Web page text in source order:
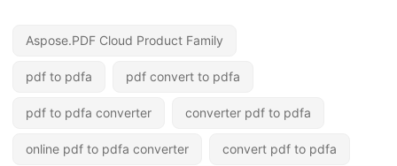
Aspose.PDF Cloud Product Family
pdf to pdfa pdf convert to pdfa
pdf to pdfa converter converter pdf to pdfa
online pdf to pdfa converter convert pdf to pdfa